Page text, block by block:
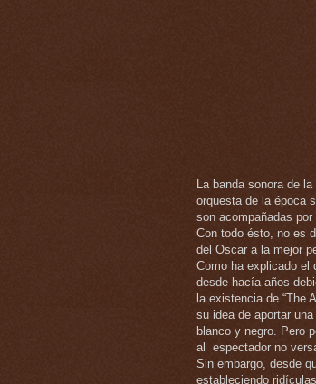
La banda sonora de
orquesta de la época
son acompañadas
Con todo ésto, no es
del Oscar a la mejor
Como ha explicado el
desde hacía años
la existencia de “The
su idea de aportar
blanco y negro. Pero
al espectador no
Sin embargo, desde
estableciendo